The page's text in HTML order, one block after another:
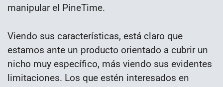
manipular el PineTime.
Viendo sus características, está claro que
estamos ante un producto orientado a cubrir un
nicho muy específico, más viendo sus evidentes
limitaciones. Los que estén interesados en